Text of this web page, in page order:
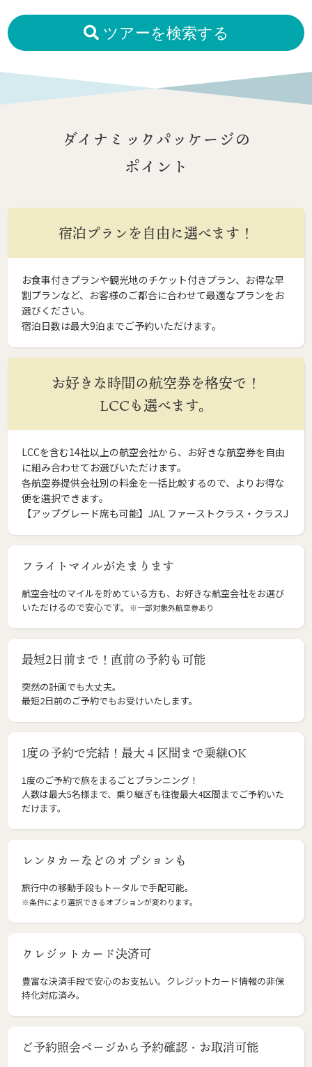
ツアーを検索する
ダイナミックパッケージの
ポイント
宿泊プランを自由に選べます！
お食事付きプランや観光地のチケット付きプラン、お得な早
割プランなど、お客様のご都合に合わせて最適なプランをお
選びください。
宿泊日数は最大9泊までご予約いただけます。
お好きな時間の航空券を格安で！
LCCも選べます。
LCCを含む14社以上の航空会社から、お好きな航空券を自由
に組み合わせてお選びいただけます。
各航空券提供会社別の料金を一括比較するので、よりお得な
便を選択できます。
【アップグレード席も可能】JAL ファーストクラス・クラスJ
フライトマイルがたまります
航空会社のマイルを貯めている方も、お好きな航空会社をお選び
いただけるので安心です。
※一部対象外航空券あり
最短2日前まで！直前の予約も可能
突然の計画でも大丈夫。
最短2日前のご予約でもお受けいたします。
1度の予約で完結！最大４区間まで乗継OK
1度のご予約で旅をまるごとプランニング！
人数は最大5名様まで、乗り継ぎも往復最大4区間までご予約いた
だけます。
レンタカーなどのオプションも
旅行中の移動手段もトータルで手配可能。
※条件により選択できるオプションが変わります。
クレジットカード決済可
豊富な決済手段で安心のお支払い。クレジットカード情報の非保
持化対応済み。
ご予約照会ページから予約確認・お取消可能